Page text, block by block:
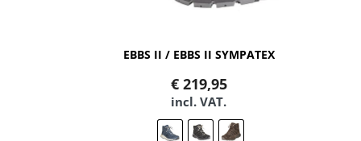
EBBS II / EBBS II SYMPATEX
€219,95
incl. VAT.